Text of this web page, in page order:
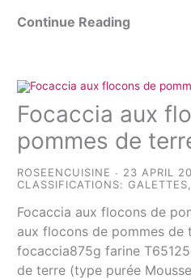
Continue Reading
Focaccia aux
pommes de
ROSEENCUISINE
23 APRIL
CLASSIFICATIONS:GALETTES
Focaccia aux flocons de
aux flocons de pommes de
focaccia875g farine
de terre (type purée